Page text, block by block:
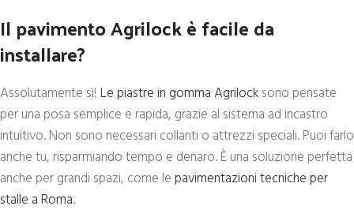
Il pavimento Agrilock è facile da
installare?
Assolutamente sì!Le piastre in gomma Agrilocksono pensate
per una posa semplice e rapida, grazie al sistema ad incastro
intuitivo. Non sono necessari collanti o attrezzi speciali. Puoi farlo
anche tu, risparmiando tempo e denaro. È una soluzione perfetta
anche per grandi spazi, come lepavimentazioni tecniche per
stalle a Roma.